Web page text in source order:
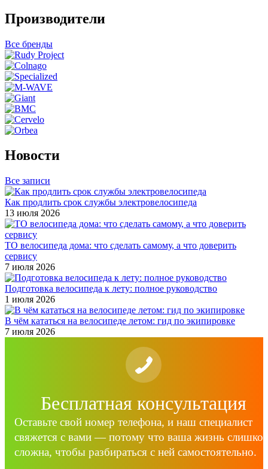
Производители
Все бренды
Новости
Все записи
Как продлить срок службы электровелосипеда
13 июля 2026
ТО велосипеда дома: что сделать самому, а что доверить
сервису
7 июля 2026
Подготовка велосипеда к лету: полное руководство
1 июля 2026
В чём кататься на велосипеде летом: гид по экипировке
7 июля 2026
Бесплатная консультация
Оставьте свой номер телефона, и наш специалист
свяжется с вами — потому что ваша жизнь
сложна, чтобы разбираться с ней самостоятельно.